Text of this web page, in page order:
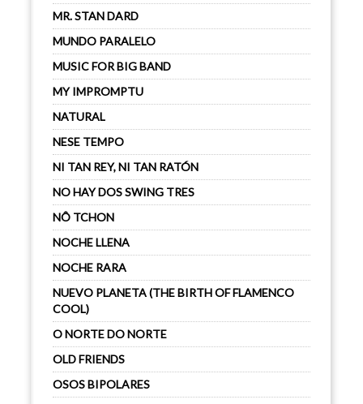
MR. STAN DARD
MUNDO PARALELO
MUSIC FOR BIG BAND
MY IMPROMPTU
NATURAL
NESE TEMPO
NI TAN REY, NI TAN RATÓN
NO HAY DOS SWING TRES
NÔ TCHON
NOCHE LLENA
NOCHE RARA
NUEVO PLANETA (THE BIRTH OF FLAMENCO
COOL)
O NORTE DO NORTE
OLD FRIENDS
OSOS BIPOLARES